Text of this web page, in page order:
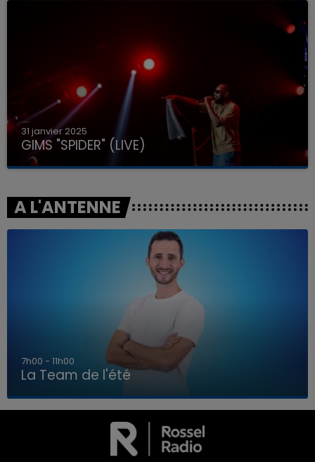
LA TEAM DE L'ÉTÉ
31 janvier 2025
GIMS "SPIDER" (LIVE)
A L'ANTENNE
7h00 - 11h00
La Team de l'été